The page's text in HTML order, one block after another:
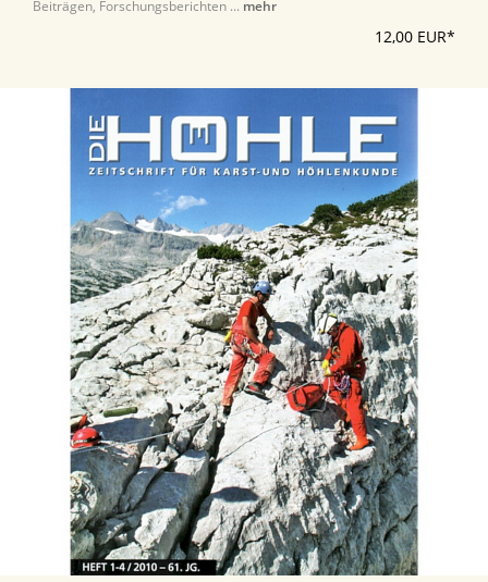
Beiträgen, Forschungsberichten ... mehr
12,00 EUR*